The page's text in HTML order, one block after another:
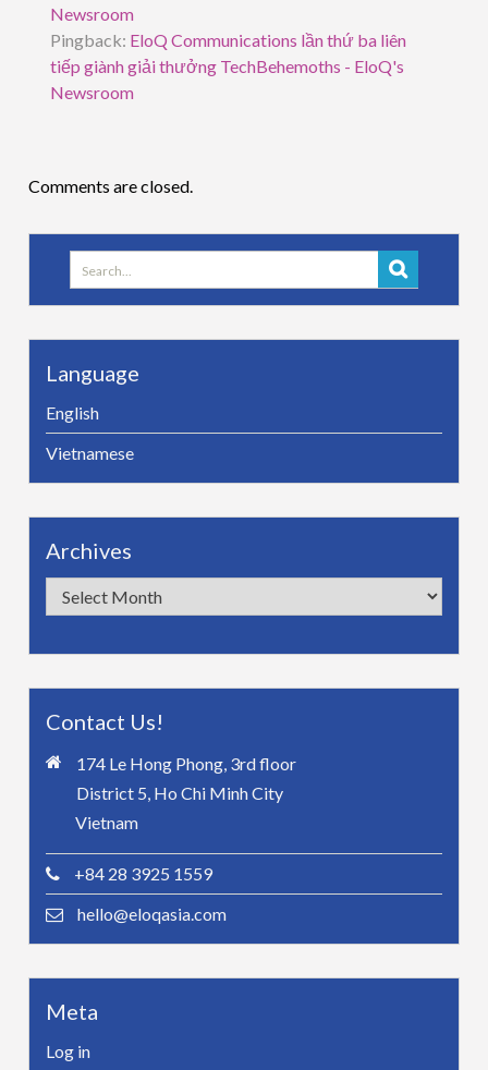
Newsroom
Pingback: EloQ Communications lần thứ ba liên
tiếp giành giải thưởng TechBehemoths - EloQ's
Newsroom
Comments are closed.
Search
for:
Language
English
Vietnamese
Archives
Archives
Contact Us!
174 Le Hong Phong, 3rd floor
District 5, Ho Chi Minh City
Vietnam
+84 28 3925 1559
hello@eloqasia.com
Meta
Log in